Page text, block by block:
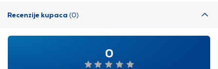
Recenzije kupaca (0)
0